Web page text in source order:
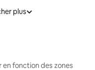
plus
fonction des zones